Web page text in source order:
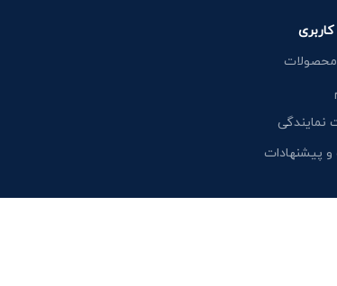
محصولات
نمایندگی
و پیشنهادات